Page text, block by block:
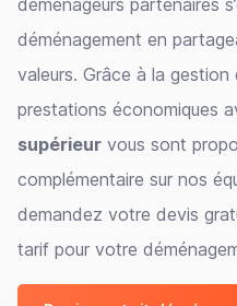
déménageurs partenaires
déménagement en
valeurs. Grâce à la
prestations économiques
supérieur vous sont
complémentaire sur nos
demandez votre devis
tarif pour votre